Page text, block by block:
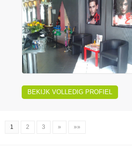
BEKIJK VOLLEDIG PROFIEL
1 2 3 » »»